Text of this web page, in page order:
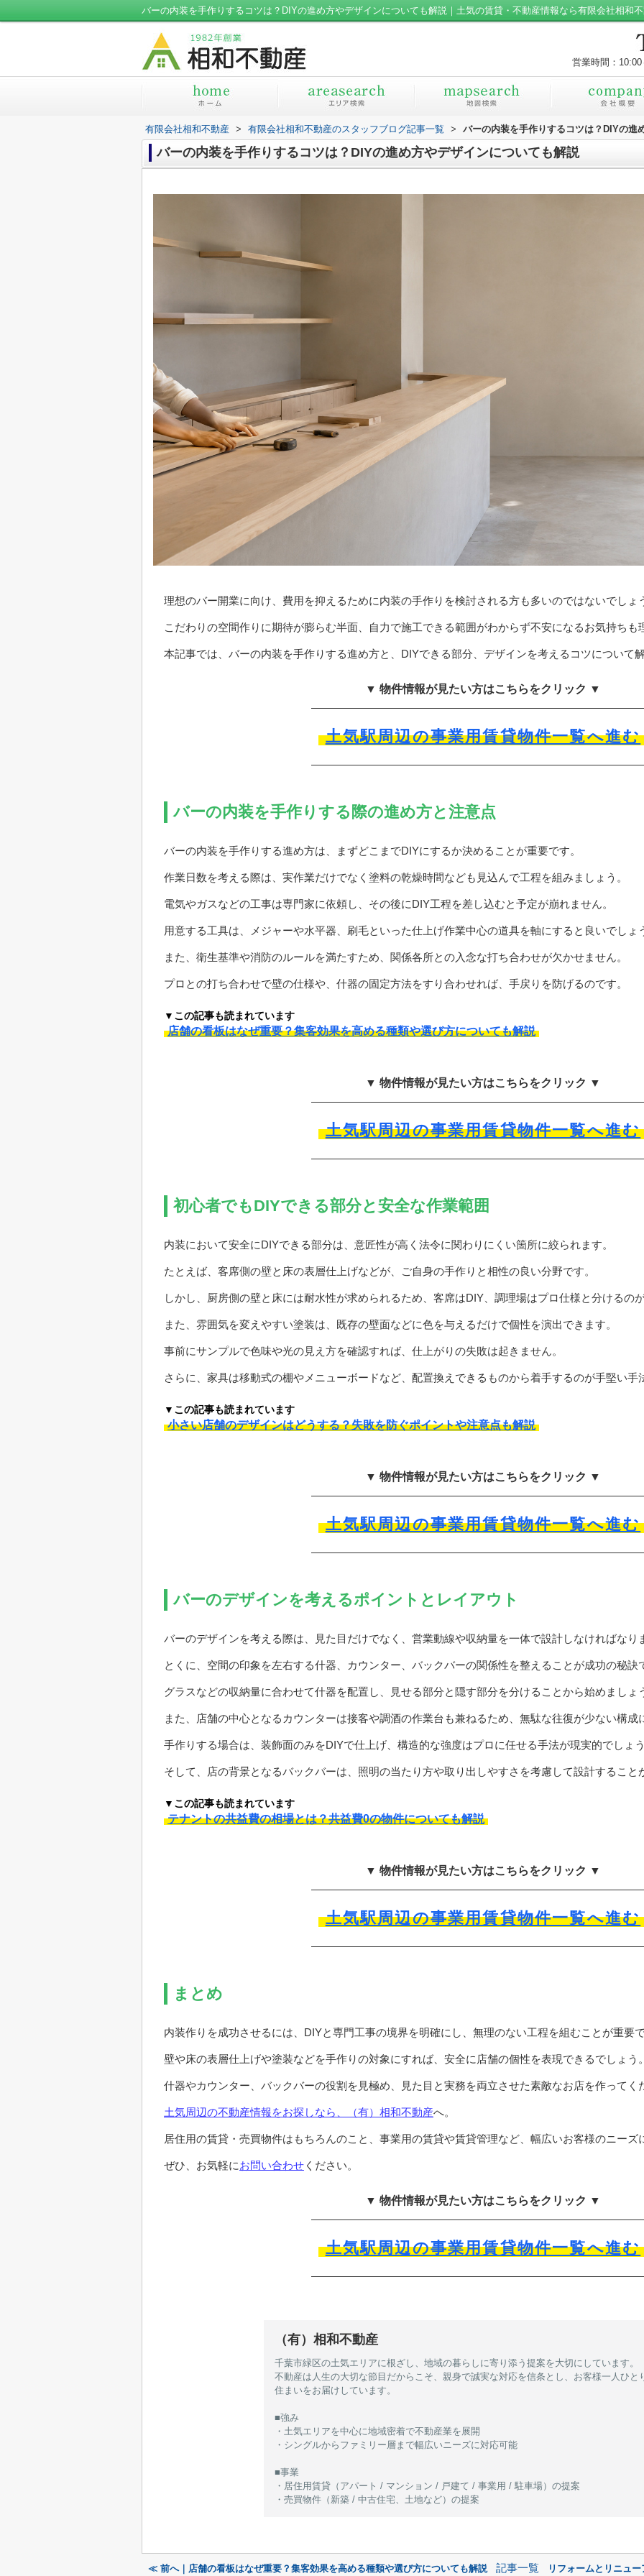
バーの内装を手作りするコツは？DIYの進め方やデザインについても解説｜土気の賃貸・不動産情報なら有限会社相和
営業時間：10:00
有限会社相和不動産 > 有限会社相和不動産のスタッフブログ記事一覧 > バーの内装を手作りするコツは？DIYの進
バーの内装を手作りするコツは？DIYの進め方やデザインについても解説
理想のバー開業に向け、費用を抑えるために内装の手作りを検討される方も多いのではないでしょ
こだわりの空間作りに期待が膨らむ半面、自力で施工できる範囲がわからず不安になるお気持ちも
本記事では、バーの内装を手作りする進め方と、DIYできる部分、デザインを考えるコツについて解
▼ 物件情報が見たい方はこちらをクリック ▼
土気駅周辺の事業用賃貸物件一覧へ進む
バーの内装を手作りする際の進め方と注意点
バーの内装を手作りする進め方は、まずどこまでDIYにするか決めることが重要です。
作業日数を考える際は、実作業だけでなく塗料の乾燥時間なども見込んで工程を組みましょう。
電気やガスなどの工事は専門家に依頼し、その後にDIY工程を差し込むと予定が崩れません。
用意する工具は、メジャーや水平器、刷毛といった仕上げ作業中心の道具を軸にすると良いでしょ
また、衛生基準や消防のルールを満たすため、関係各所との入念な打ち合わせが欠かせません。
プロとの打ち合わせで壁の仕様や、什器の固定方法をすり合わせれば、手戻りを防げるのです。
▼この記事も読まれています
店舗の看板はなぜ重要？集客効果を高める種類や選び方についても解説
▼ 物件情報が見たい方はこちらをクリック ▼
土気駅周辺の事業用賃貸物件一覧へ進む
初心者でもDIYできる部分と安全な作業範囲
内装において安全にDIYできる部分は、意匠性が高く法令に関わりにくい箇所に絞られます。
たとえば、客席側の壁と床の表層仕上げなどが、ご自身の手作りと相性の良い分野です。
しかし、厨房側の壁と床には耐水性が求められるため、客席はDIY、調理場はプロ仕様と分けるの
また、雰囲気を変えやすい塗装は、既存の壁面などに色を与えるだけで個性を演出できます。
事前にサンプルで色味や光の見え方を確認すれば、仕上がりの失敗は起きません。
さらに、家具は移動式の棚やメニューボードなど、配置換えできるものから着手するのが手堅い手
▼この記事も読まれています
小さい店舗のデザインはどうする？失敗を防ぐポイントや注意点も解説
▼ 物件情報が見たい方はこちらをクリック ▼
土気駅周辺の事業用賃貸物件一覧へ進む
バーのデザインを考えるポイントとレイアウト
バーのデザインを考える際は、見た目だけでなく、営業動線や収納量を一体で設計しなければなり
とくに、空間の印象を左右する什器、カウンター、バックバーの関係性を整えることが成功の秘訣
グラスなどの収納量に合わせて什器を配置し、見せる部分と隠す部分を分けることから始めましょ
また、店舗の中心となるカウンターは接客や調酒の作業台も兼ねるため、無駄な往復が少ない構成
手作りする場合は、装飾面のみをDIYで仕上げ、構造的な強度はプロに任せる手法が現実的でしょう
そして、店の背景となるバックバーは、照明の当たり方や取り出しやすさを考慮して設計すること
▼この記事も読まれています
テナントの共益費の相場とは？共益費0の物件についても解説
▼ 物件情報が見たい方はこちらをクリック ▼
土気駅周辺の事業用賃貸物件一覧へ進む
まとめ
内装作りを成功させるには、DIYと専門工事の境界を明確にし、無理のない工程を組むことが重要で
壁や床の表層仕上げや塗装などを手作りの対象にすれば、安全に店舗の個性を表現できるでしょう。
什器やカウンター、バックバーの役割を見極め、見た目と実務を両立させた素敵なお店を作ってく
土気周辺の不動産情報をお探しなら、（有）相和不動産へ。
居住用の賃貸・売買物件はもちろんのこと、事業用の賃貸や賃貸管理など、幅広いお客様のニーズ
ぜひ、お気軽にお問い合わせ ください。
▼ 物件情報が見たい方はこちらをクリック ▼
土気駅周辺の事業用賃貸物件一覧へ進む
（有）相和不動産
千葉市緑区の土気エリアに根ざし、地域の暮らしに寄り添う提案を大切にしています。
不動産は人生の大切な節目だからこそ、親身で誠実な対応を信条とし、お客様一人ひと
住まいをお届けしています。
■強み
・土気エリアを中心に地域密着で不動産業を展開
・シングルからファミリー層まで幅広いニーズに対応可能
■事業
・居住用賃貸（アパート / マンション / 戸建て / 事業用 / 駐車場）の提案
・売買物件（新築 / 中古住宅、土地など）の提案
≪ 前へ｜店舗の看板はなぜ重要？集客効果を高める種類や選び方についても解説 記事一覧
リフォームとリニュ